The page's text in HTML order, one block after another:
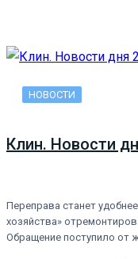
НОВОСТИ
Клин. Новости
Переправа станет
хозяйства»
Обращение поступило от